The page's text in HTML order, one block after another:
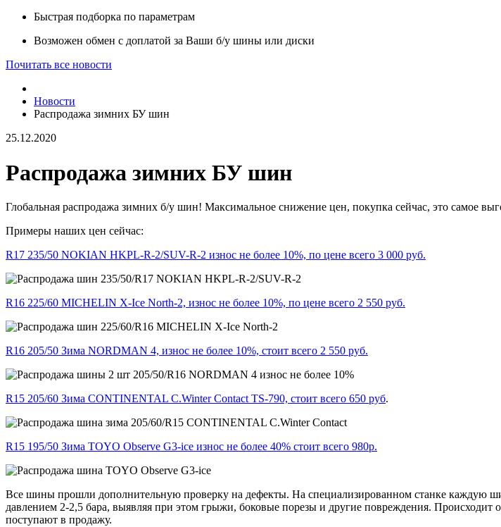
Быстрая подборка по параметрам
Возможен обмен с доплатой за Ваши б/у шины или диски
Почитать все новости
Новости
Распродажа зимних БУ шин
25.12.2020
Распродажа зимних БУ шин
Глобальная распродажа зимних б/у шин! Максимальное снижение цен, покупка сейчас, это самое
Примеры наших цен сейчас:
R17 235/50 NOKIAN HKPL-R-2/SUV-R-2 износ не более 10%, по цене всего 3 000 руб.
R16 225/60 MICHELIN X-Ice North-2, износ не более 10%, по цене всего 2 550 руб.
R16 205/50 Зима NORDMAN 4, износ не более 10%, стоит всего 2 550 руб.
R15 205/60 Зима CONTINENTAL C.Winter Contact TS-790, стоит всего 650 руб.
R15 195/50 Зима TOYO Observe G3-ice износ не более 40% стоит всего 980р.
Все шины прошли дополнительную проверку на дефекты. На специализированном станке каждую
давлением 2-2,5 бара, выявляя при этом грыжи, боковые порезы и другие повреждения.
поступают в продажу.